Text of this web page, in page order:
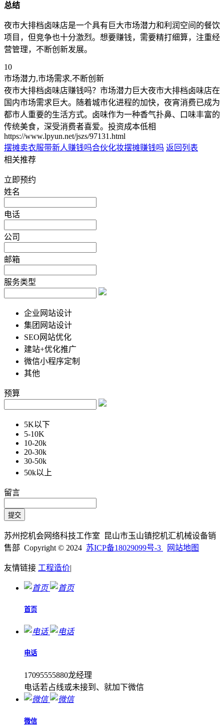
总结
夜市大排档卤味店是一个具有巨大市场潜力和利润空间的餐饮
项目，但竞争也十分激烈。想要赚钱，需要精打细算，注重经
营管理，不断创新发展。
10
市场潜力,市场需求,不断创新
夜市大排档卤味店赚钱吗？市场潜力巨大夜市大排档卤味店在
国内市场需求巨大。随着城市化进程的加快，夜宵消费已成为
都市人重要的生活方式。卤味作为一种香气扑鼻、口味丰富的
传统美食，深受消费者喜爱。投资成本低相
https://www.lpyun.net/jszs/97131.html
摆摊卖衣服带新人赚钱吗合伙化妆摆摊赚钱吗 返回列表
相关推荐
立即预约
姓名
电话
公司
邮箱
服务类型
企业网站设计
集团网站设计
SEO网站优化
建站+优化推广
微信小程序定制
其他
预算
5K以下
5-10K
10-20k
20-30k
30-50k
50k以上
留言
苏州挖机会网络科技工作室 昆山市玉山镇挖机汇机械设备销
售部 Copyright © 2024 苏ICP备18029099号-3 网站地图
友情链接 工程造价|
首页
电话
17095555880龙经理
电话若占线或未接到、就加下微信
微信